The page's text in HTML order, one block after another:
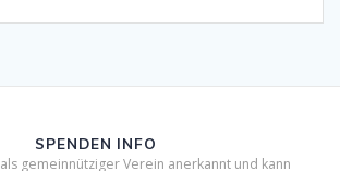
SPENDEN INFO
als gemeinnütziger Verein anerkannt und kann